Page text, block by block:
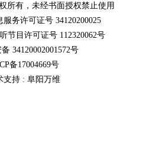
所有，未经书面授权禁止使用
务许可证号 34120200025
节目许可证号 112320062号
34120002001572号
备17004669号
支持 : 阜阳万维